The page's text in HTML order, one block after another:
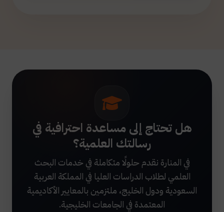
هل تحتاج إلى مساعدة احترافية في
رسالتك العلمية؟
في المنارة نقدم حلولًا متكاملة في خدمات البحث
العلمي لطلاب الدراسات العليا في المملكة العربية
السعودية ودول الخليج، ملتزمين بالمعايير الأكاديمية
المعتمدة في الجامعات الخليجية.